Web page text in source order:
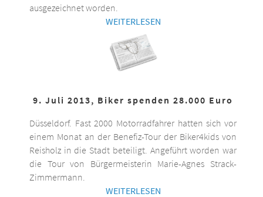
ausgezeichnet worden.
WEITERLESEN
9. Juli 2013, Biker spenden 28.000 Euro
Düsseldorf. Fast 2000 Motorradfahrer hatten sich vor
einem Monat an der Benefiz-Tour der Biker4kids von
Reisholz in die Stadt beteiligt. Angeführt worden war
die Tour von Bürgermeisterin Marie-Agnes Strack-
Zimmermann.
WEITERLESEN